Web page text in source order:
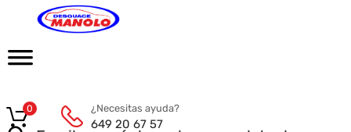
¿Necesitas ayuda?
649 20 67 57
0